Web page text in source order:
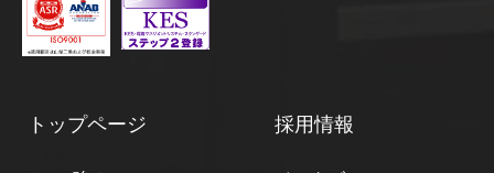
トップページ 採用情報